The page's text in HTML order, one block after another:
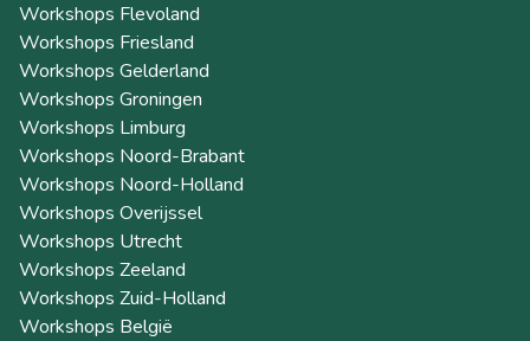
Workshops Flevoland
Workshops Friesland
Workshops Gelderland
Workshops Groningen
Workshops Limburg
Workshops Noord-Brabant
Workshops Noord-Holland
Workshops Overijssel
Workshops Utrecht
Workshops Zeeland
Workshops Zuid-Holland
Workshops België